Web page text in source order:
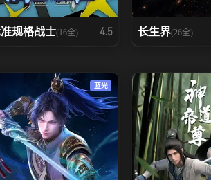
规格战士(16全) 4.5 长生界(26全)
蓝光